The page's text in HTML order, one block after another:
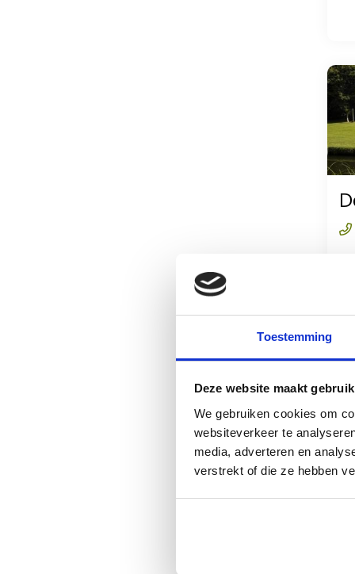
Toestemming
Deze website maakt
We gebruiken cookies om
websiteverkeer te
media, adverteren en
verstrekt of die ze hebben